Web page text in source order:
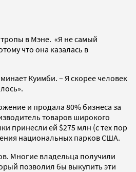
в Мэне. «Я не самый
что она казалась в
Куимби. – Я скорее человек
и продала 80% бизнеса за
товаров широкого
принесли ей $275 млн (с тех пор
национальных парков США.
Многие владельца получили
позволил бы выкупить эти